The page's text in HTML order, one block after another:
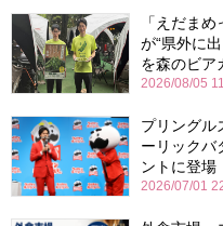
「えだま
が“県外に
を森のビア
2026/08/05
プリングル
ーリック
ントに登場
2026/07/01